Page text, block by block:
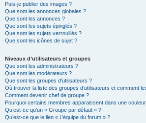
Puis-je publier des images ?
Que sont les annonces globales ?
Que sont les annonces ?
Que sont les sujets épinglés ?
Que sont les sujets verrouillés ?
Que sont les icônes de sujet ?
Niveaux d’utilisateurs et groupes
Que sont les administrateurs ?
Que sont les modérateurs ?
Que sont les groupes d’utilisateurs ?
Où trouver la liste des groupes d’utilisateurs et comment
Comment devenir chef de groupe ?
Pourquoi certains membres apparaissent dans une
Qu’est-ce qu’un « Groupe par défaut » ?
Qu’est-ce que le lien « L’équipe du forum » ?